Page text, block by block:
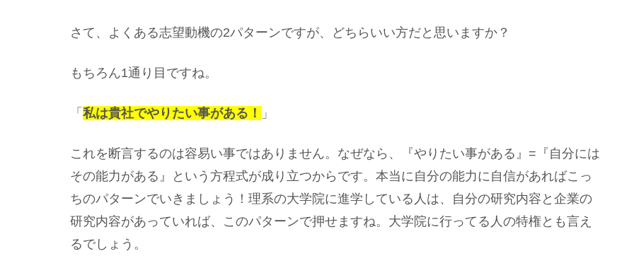
さて、よくある志望動機の2パターンですが、どちらいい方だと思いますか？
もちろん1通り目ですね。
「 私は貴社でやりたい事がある！ 」
これを断言するのは容易い事ではありません。なぜなら、『やりたい事がある』=『自分には
その能力がある』という方程式が成り立つからです。本当に自分の能力に自信があればこっ
ちのパターンでいきましょう！理系の大学院に進学している人は、自分の研究内容と企業の
研究内容があっていれば、このパターンで押せますね。大学院に行ってる人の特権とも言え
るでしょう。